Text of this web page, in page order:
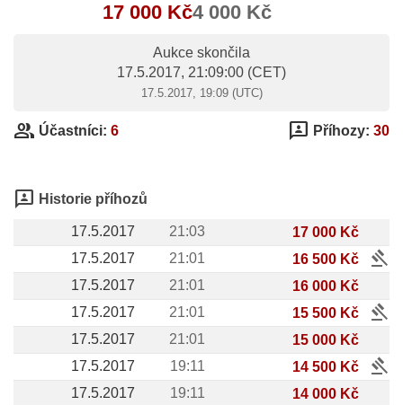
17 000 Kč4 000 Kč
Aukce skončila
17.5.2017, 21:09:00 (CET)
17.5.2017, 19:09 (UTC)
group Účastníci: 6 3p Příhozy: 30
3p Historie příhozů
17.5.2017 21:03
17 000 Kč
17.5.2017
21:01 16 500 Kč gavel
17.5.2017 21:01
16 000 Kč
17.5.2017
21:01 15 500 Kč gavel
17.5.2017 21:01
15 000 Kč
17.5.2017
19:11 14 500 Kč gavel
17.5.2017 19:11
14 000 Kč